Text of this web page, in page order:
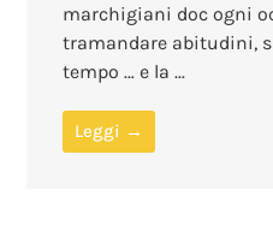
marchigiani doc ogni
tramandare abitudini,
tempo … e la ...
Leggi →